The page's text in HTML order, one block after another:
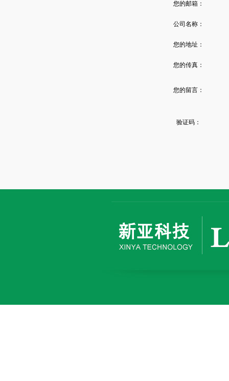
您的邮箱：
公司名称：
您的地址：
您的传真：
您的留言：
验证码：